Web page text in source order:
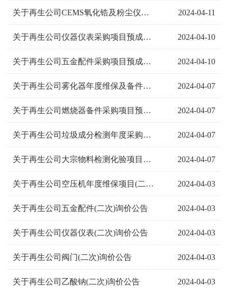
关于再生公司CEMS氧化锆及粉尘仪技改项目预成交公告 2024-04-11
关于再生公司仪器仪表采购项目预成交公告 2024-04-10
关于再生公司五金配件采购项目预成交公告 2024-04-10
关于再生公司雾化器年度维保及备件采购项目采购预成交公告 2024-04-07
关于再生公司燃烧器备件采购项目预成交公告 2024-04-07
关于再生公司垃圾成分检测年度采购项目预成交公告 2024-04-07
关于再生公司大宗物料检测化验项目预成交公告 2024-04-07
关于再生公司空压机年度维保项目(二次)询价公告 2024-04-03
关于再生公司五金配件(二次)询价公告 2024-04-03
关于再生公司仪器仪表(二次)询价公告 2024-04-03
关于再生公司阀门(二次)询价公告 2024-04-03
关于再生公司乙酸钠(二次)询价公告 2024-04-03